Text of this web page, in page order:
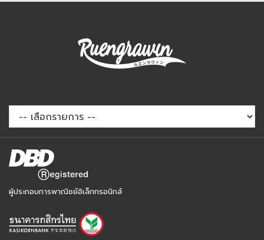
ผู้ประกอบการพาณิชย์อิเล็กทรอนิกส์